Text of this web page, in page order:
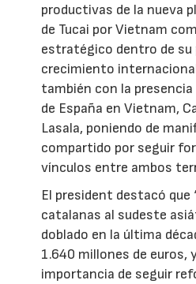
productivas de la nueva
de Tucai por Vietnam
estratégico dentro de su
crecimiento
también con la presencia
de España en Vietnam,
Lasala, poniendo de
compartido por seguir
vínculos entre ambos
El president destacó
catalanas al sudeste
doblado en la última
1.640 millones de euros,
importancia de seguir